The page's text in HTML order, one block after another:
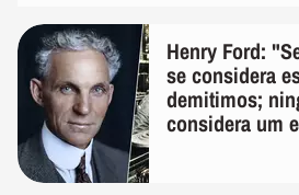
Henry Ford:
se considera
demitimos;
considera um